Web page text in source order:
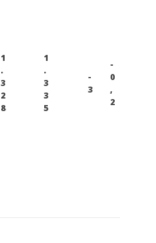
1
.
3
2
8
1
.
3
3
5
-
3
-
0
,
2